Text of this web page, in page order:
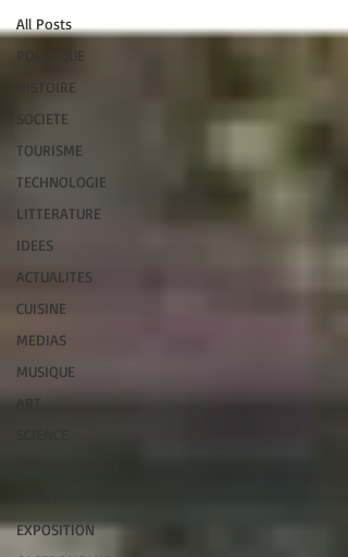
All Posts
POLITIQUE
HISTOIRE
SOCIETE
TOURISME
TECHNOLOGIE
LITTERATURE
IDEES
ACTUALITES
CUISINE
MEDIAS
MUSIQUE
ART
EXPOSITION